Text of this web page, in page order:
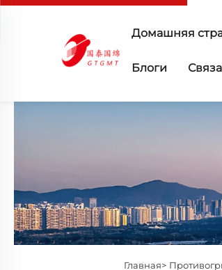
Домашняя
Блоги
Главная>